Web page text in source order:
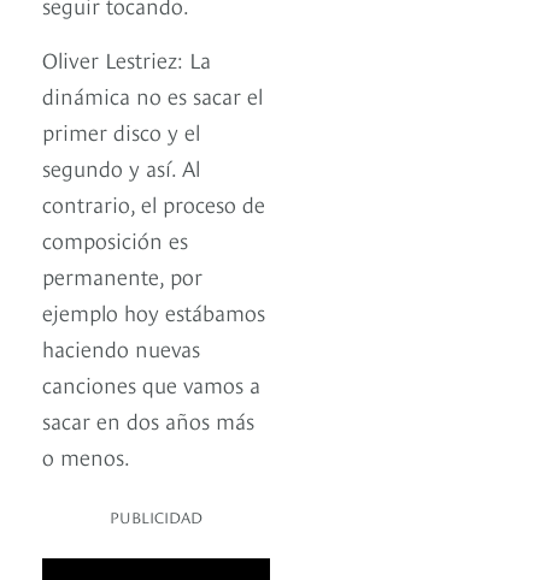
Oliver Lestriez: La
dinámica no es sacar el
primer disco y el
segundo y así. Al
contrario, el proceso de
composición es
permanente, por
ejemplo hoy estábamos
haciendo nuevas
canciones que vamos a
sacar en dos años más
o menos.
PUBLICIDAD